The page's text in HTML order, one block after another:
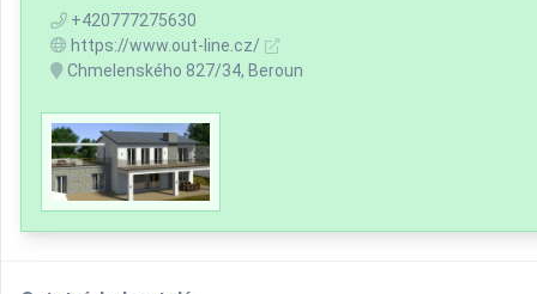
+420777275630
https://www.out-line.cz/
Chmelenského 827/34, Beroun